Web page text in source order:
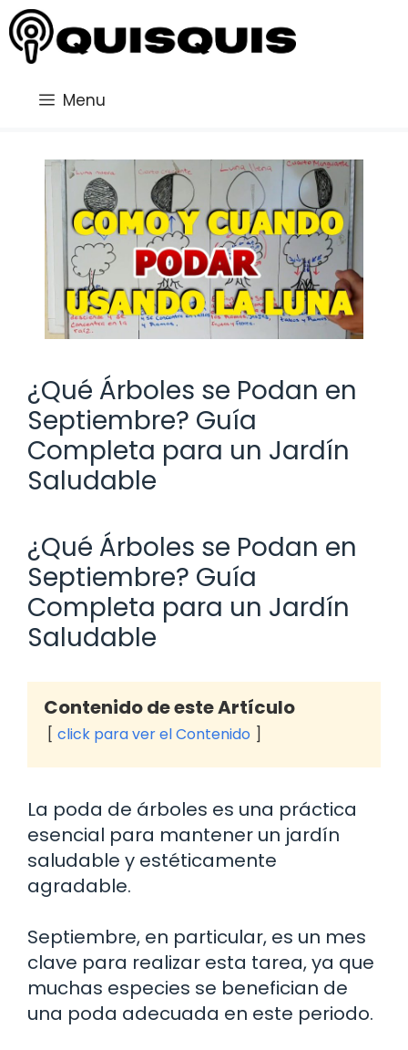
Saltar
al
contenido
Menu
¿Qué Árboles se Podan en
Septiembre? Guía
Completa para un Jardín
Saludable
¿Qué Árboles se Podan en
Septiembre? Guía
Completa para un Jardín
Saludable
Contenido de este Artículo
click para ver el Contenido
La poda de árboles es una práctica
esencial para mantener un jardín
saludable y estéticamente
agradable.
Septiembre, en particular, es un mes
clave para realizar esta tarea, ya que
muchas especies se benefician de
una poda adecuada en este periodo.